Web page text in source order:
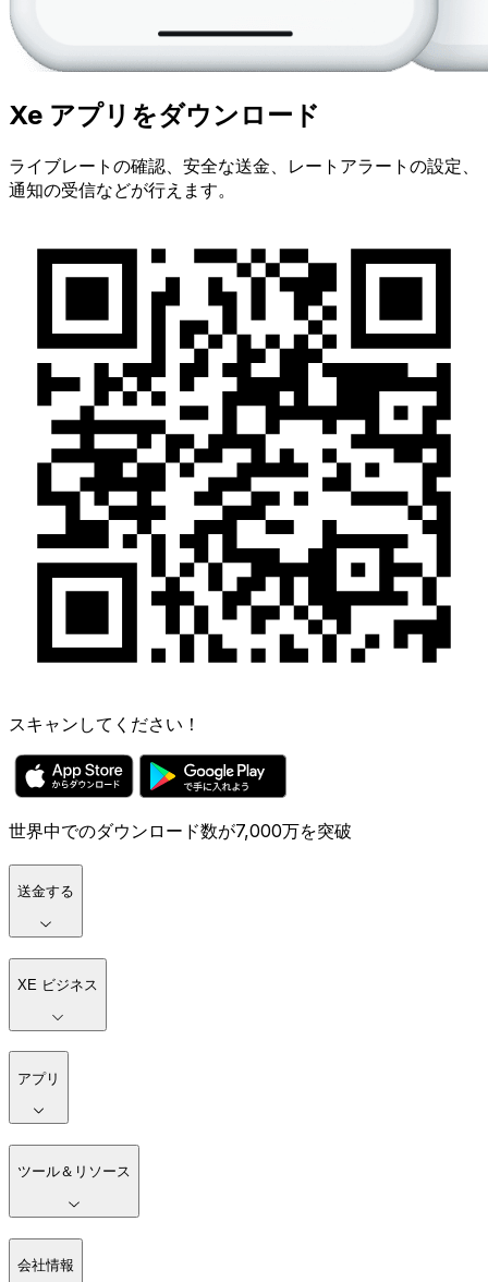
Xe アプリをダウンロード
ライブレートの確認、安全な送金、レートアラートの設定、
通知の受信などが行えます。
スキャンしてください！
世界中でのダウンロード数が7,000万を突破
送金する
XE ビジネス
アプリ
ツール＆リソース
会社情報